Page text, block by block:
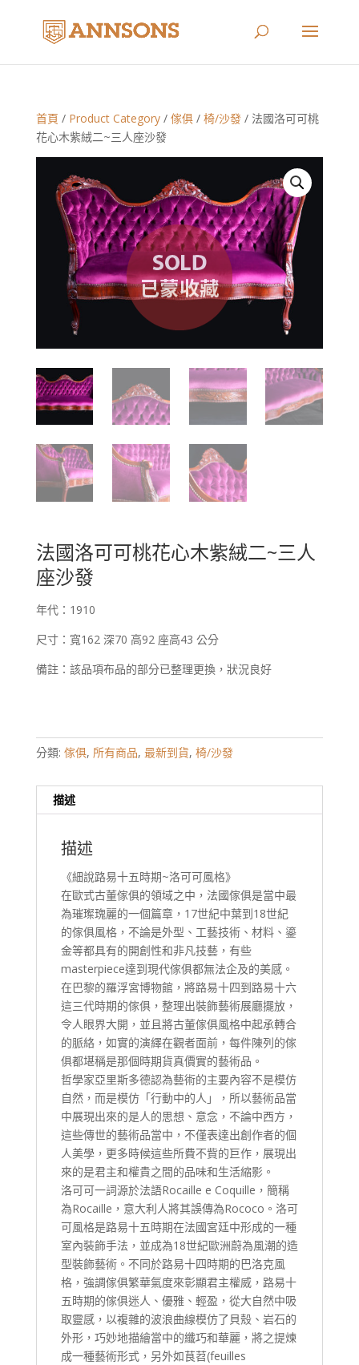
首頁 / Product Category/ 傢俱/ 椅/沙發/ 法國洛可可桃
花心木紫絨二~三人座沙發
法國洛可可桃花心木紫絨二~三人
座沙發
年代：1910
尺寸：寬162 深70 高92 座高43 公分
備註：該品項布品的部分已整理更換，狀況良好
分類: 傢俱, 所有商品, 最新到貨, 椅/沙發
描述
描述
《細說路易十五時期~洛可可風格》
在歐式古董傢俱的領域之中，法國傢俱是當中最
為璀璨瑰麗的一個篇章，17世紀中葉到18世紀
的傢俱風格，不論是外型、工藝技術、材料、鎏
金等都具有的開創性和非凡技藝，有些
masterpiece達到現代傢俱都無法企及的美感。
在巴黎的羅浮宮博物館，將路易十四到路易十六
這三代時期的傢俱，整理出裝飾藝術展廳擺放，
令人眼界大開，並且將古董傢俱風格中起承轉合
的脈絡，如實的演繹在觀者面前，每件陳列的傢
俱都堪稱是那個時期貨真價實的藝術品。
哲學家亞里斯多德認為藝術的主要內容不是模仿
自然，而是模仿「行動中的人」，所以藝術品當
中展現出來的是人的思想、意念，不論中西方，
這些傳世的藝術品當中，不僅表達出創作者的個
人美學，更多時候這些所費不貲的巨作，展現出
來的是君主和權貴之間的品味和生活縮影。
洛可可一詞源於法語Rocaille e Coquille，簡稱
為Rocaille，意大利人將其誤傳為Rococo。洛可
可風格是路易十五時期在法國宮廷中形成的一種
室內裝飾手法，並成為18世紀歐洲蔚為風潮的造
型裝飾藝術。不同於路易十四時期的巴洛克風
格，強調傢俱繁華氣度來彰顯君主權威，路易十
五時期的傢俱迷人、優雅、輕盈，從大自然中吸
取靈感，以複雜的波浪曲線模仿了貝殼、岩石的
外形，巧妙地描繪當中的纖巧和華麗，將之提煉
成一種藝術形式，另外如茛苕(feuilles